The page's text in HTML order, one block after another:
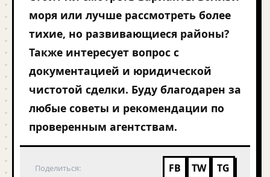
моря или лучше рассмотреть более
тихие, но развивающиеся районы?
Также интересует вопрос с
документацией и юридической
чистотой сделки. Буду благодарен за
любые советы и рекомендации по
проверенным агентствам.
Поделиться: FB TW TG